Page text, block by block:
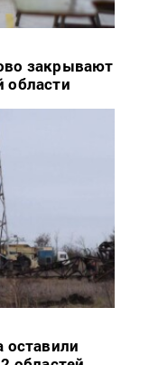
закрывают
оставили